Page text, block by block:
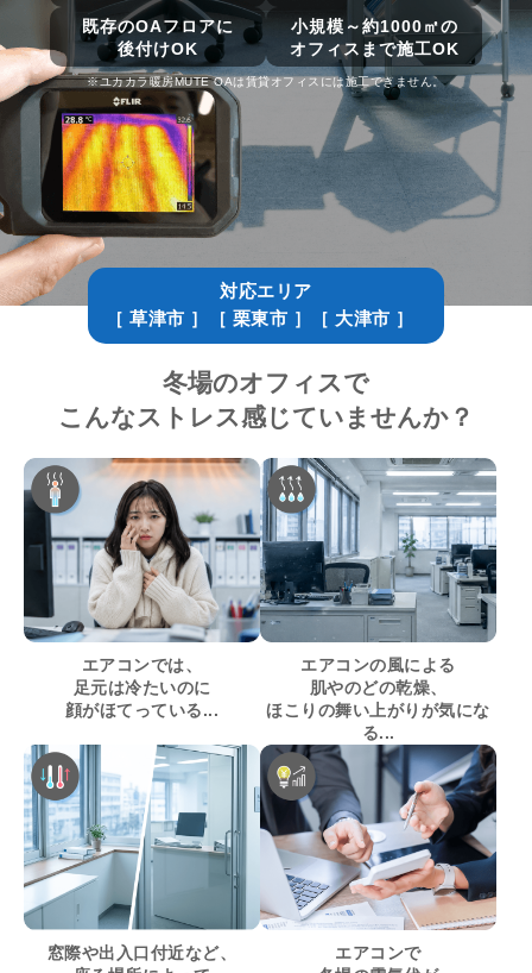
既存のOAフロアに
後付けOK
小規模～約1000㎡の
オフィスまで施工OK
※ユカカラ暖房MUTE OAは賃貸オフィスには施工できません。
対応エリア
［ 草津市 ］［ 栗東市 ］［ 大津市 ］
冬場のオフィスで
こんなストレス感じていませんか？
エアコンでは、
足元は冷たいのに
顔がほてっている...
エアコンの風による
肌やのどの乾燥、
ほこりの舞い上がりが気にな
る...
窓際や出入口付近など、
エアコンで